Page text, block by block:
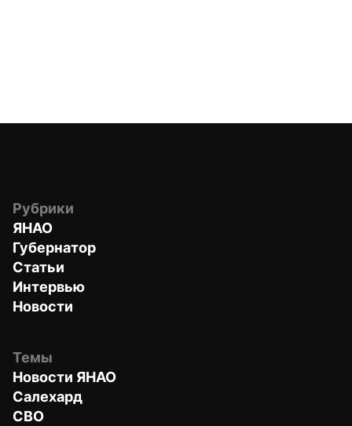
Рубрики
ЯНАО
Губернатор
Статьи
Интервью
Новости
Темы
Новости ЯНАО
Салехард
СВО